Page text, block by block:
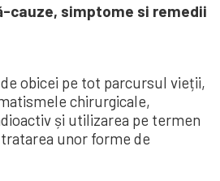
cauze, simptome si remedii
obicei pe tot parcursul vieții,
chirurgicale,
și utilizarea pe termen
unor forme de